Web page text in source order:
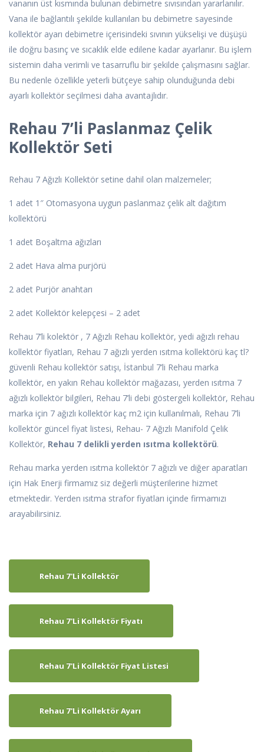
vananın üst kısmında bulunan debimetre sıvısından yararlanılır.
Vana ile bağlantılı şekilde kullanılan bu debimetre sayesinde
kollektör ayarı debimetre içerisindeki sıvının yükselişi ve düşüşü
ile doğru basınç ve sıcaklık elde edilene kadar ayarlanır. Bu işlem
sistemin daha verimli ve tasarruflu bir şekilde çalışmasını sağlar.
Bu nedenle özellikle yeterli bütçeye sahip olunduğunda debi
ayarlı kollektör seçilmesi daha avantajlıdır.
Rehau 7’li Paslanmaz Çelik
Kollektör Seti
Rehau 7 Ağızlı Kollektör setine dahil olan malzemeler;
1 adet 1″ Otomasyona uygun paslanmaz çelik alt dağıtım
kollektörü
1 adet Boşaltma ağızları
2 adet Hava alma purjörü
2 adet Purjör anahtarı
2 adet Kollektör kelepçesi – 2 adet
Rehau 7’li kolektör , 7 Ağızlı Rehau kollektör, yedi ağızlı rehau
kollektör fiyatları, Rehau 7 ağızlı yerden ısıtma kollektörü kaç tl?
güvenli Rehau kollektör satışı, İstanbul 7’li Rehau marka
kollektör, en yakın Rehau kollektör mağazası, yerden ısıtma 7
ağızlı kollektör bilgileri, Rehau 7’li debi göstergeli kollektör, Rehau
marka için 7 ağızlı kollektör kaç m2 için kullanılmalı, Rehau 7’li
kollektör güncel fiyat listesi, Rehau- 7 Ağızlı Manifold Çelik
Kollektör, Rehau 7 delikli yerden ısıtma kollektörü.
Rehau marka yerden ısıtma kollektör 7 ağızlı ve diğer aparatları
için Hak Enerji firmamız siz değerli müşterilerine hizmet
etmektedir. Yerden ısıtma strafor fiyatları içinde firmamızı
arayabilirsiniz.
Rehau 7'li Kollektör
Rehau 7'li Kollektör Fiyatı
Rehau 7'li Kollektör Fiyat Listesi
Rehau 7'li Kollektör Ayarı